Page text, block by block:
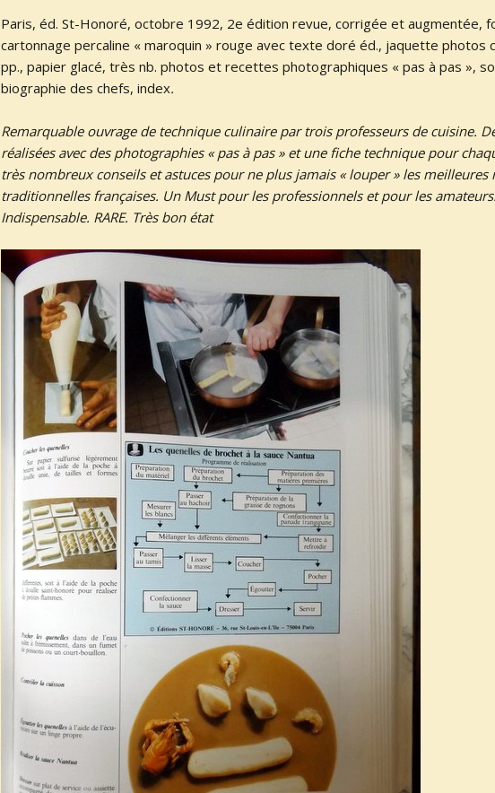
Paris, éd. St-Honoré, octobre 1992, 2e édition revue, corrigée et augmentée,
cartonnage percaline « maroquin » rouge avec texte doré éd., jaquette photos
pp., papier glacé, très nb. photos et recettes photographiques « pas à pas »,
biographie des chefs, index.
Remarquable ouvrage de technique culinaire par trois professeurs de cuisine.
réalisées avec des photographies « pas à pas » et une fiche technique pour
très nombreux conseils et astuces pour ne plus jamais « louper » les meilleures
traditionnelles françaises. Un Must pour les professionnels et pour les
Indispensable. RARE. Très bon état